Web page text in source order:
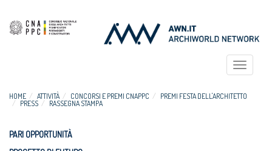
Toggle
HOME ATTIVITÀ CONCORSI E PREMI CNAPPC
PREMI FESTA DELL'ARCHITETTO
PRESS
RASSEGNA STAMPA
PARI OPPORTUNITÀ